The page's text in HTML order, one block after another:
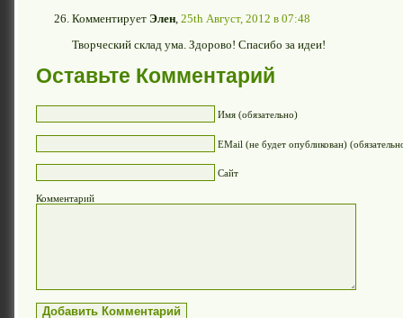
Комментирует Элен 25th Август, 2012 в 07:48
Творческий склад ума. Здорово! Спасибо за идеи!
Оставьте Комментарий
Имя (обязательно)
EMail (не будет опубликован)
Сайт
Комментарий